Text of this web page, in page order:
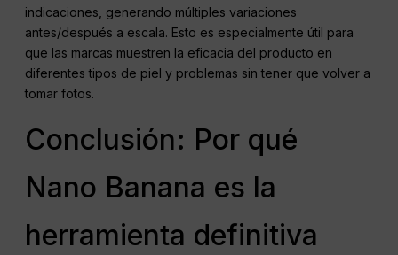
indicaciones, generando múltiples variaciones
antes/después a escala. Esto es especialmente útil para
que las marcas muestren la eficacia del producto en
diferentes tipos de piel y problemas sin tener que volver a
tomar fotos.
Conclusión: Por qué
Nano Banana es la
herramienta definitiva